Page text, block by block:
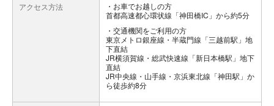
アクセス方法
お車でお越しの方
首都高速都心環状線「神田橋IC」から約5分
交通機関をご利用の方
東京メトロ銀座線・半蔵門線「三越前駅」地
下直結
JR横須賀線・総武快速線「新日本橋駅」地下
直結
JR中央線・山手線・京浜東北線「神田駅」か
ら徒歩約8分